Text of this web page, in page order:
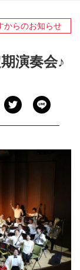
からのお知らせ
演奏会♪